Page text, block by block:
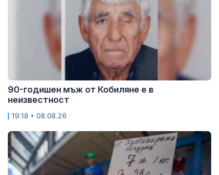
90-годишен мъж от Кобиляне е в
неизвестност
19:18 • 08.08.26